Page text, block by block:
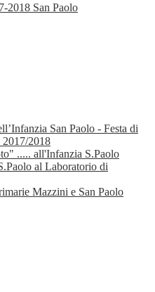
2018 San Paolo
San Paolo - Festa di
2017/2018
..... all'Infanzia S.Paolo
al Laboratorio di
Mazzini e San Paolo